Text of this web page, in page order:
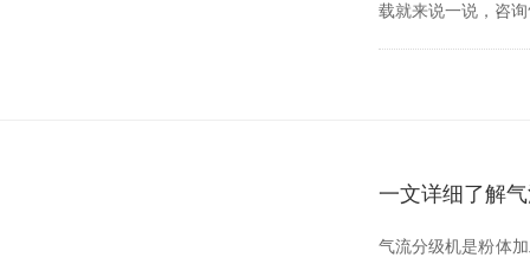
载就来说一说，咨
一文详细了解
气流分级机是粉体加